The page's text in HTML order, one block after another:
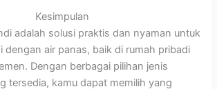
Kesimpulan
adalah solusi praktis dan nyaman untuk
dengan air panas, baik di rumah pribadi
Dengan berbagai pilihan jenis
tersedia, kamu dapat memilih yang